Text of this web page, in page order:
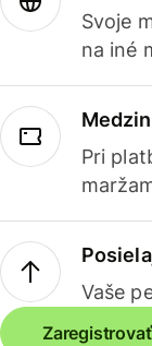
Svoje
na iné
Pri
Vaše